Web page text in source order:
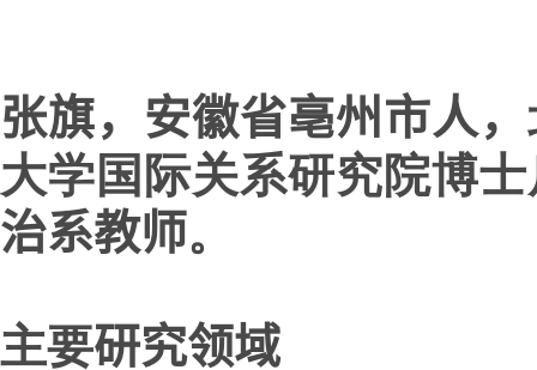
张旗，安徽省亳州市人，
大学国际关系研究院博
治系教师。
主要研究领域